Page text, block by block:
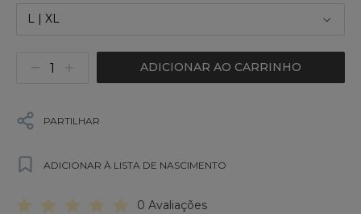
L | XL
ADICIONAR AO CARRINHO
PARTILHAR
ADICIONAR À LISTA DE NASCIMENTO
0 Avaliações